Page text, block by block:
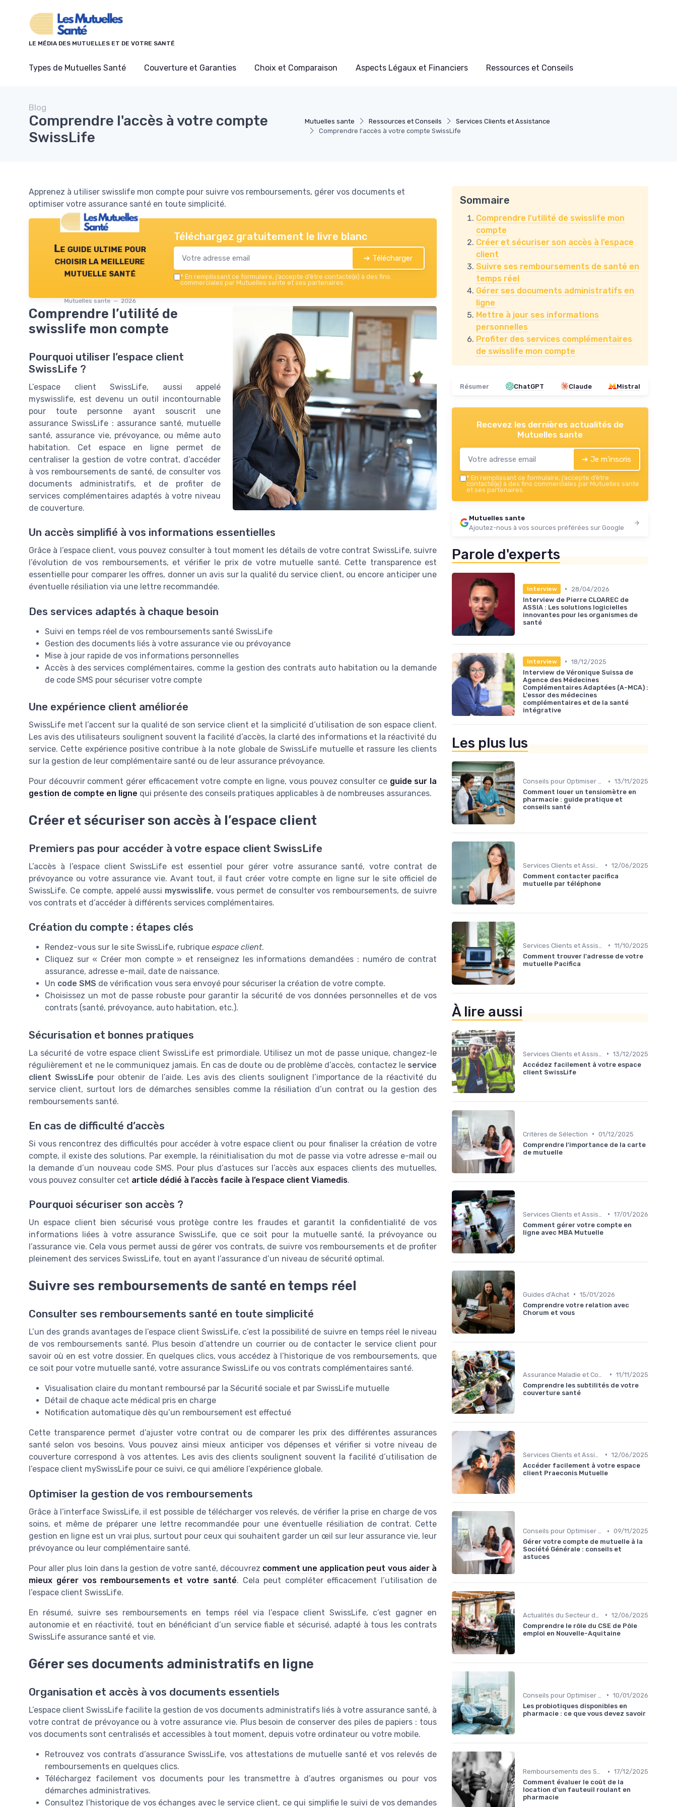
LE MÉDIA DES MUTUELLES ET DE VOTRE SANTÉ
Types de Mutuelles Santé Couverture et Garanties Choix et Comparaison Aspects Légaux et Financiers Ressources et Conseils
Mutuelles sante Ressources et Conseils
Services Clients et Assistance
Comprendre l'accès à votre compte SwissLife
Blog
Comprendre l'accès à votre compte
SwissLife
Apprenez à utiliser swisslife mon compte pour suivre vos remboursements, gérer vos documents et
optimiser votre assurance santé en toute simplicité.
Le guide ultime pour
choisir la meilleure
mutuelle santé
Mutuelles sante — 2026
Téléchargez gratuitement le livre blanc
➔ Télécharger
* En remplissant ce formulaire, j’accepte d’être contacté(e) à des fins
commerciales par Mutuelles sante et ses partenaires.
Comprendre l’utilité de
swisslife mon compte
Pourquoi utiliser l’espace client
SwissLife ?
L’espace client SwissLife, aussi appelé
myswisslife, est devenu un outil incontournable
pour toute personne ayant souscrit une
assurance SwissLife : assurance santé, mutuelle
santé, assurance vie, prévoyance, ou même auto
habitation. Cet espace en ligne permet de
centraliser la gestion de votre contrat, d’accéder
à vos remboursements de santé, de consulter vos
documents administratifs, et de profiter de
services complémentaires adaptés à votre niveau
de couverture.
Un accès simplifié à vos informations essentielles
Grâce à l’espace client, vous pouvez consulter à tout moment les détails de votre contrat SwissLife, suivre
l’évolution de vos remboursements, et vérifier le prix de votre mutuelle santé. Cette transparence est
essentielle pour comparer les offres, donner un avis sur la qualité du service client, ou encore anticiper une
éventuelle résiliation via une lettre recommandée.
Des services adaptés à chaque besoin
Suivi en temps réel de vos remboursements santé SwissLife
Gestion des documents liés à votre assurance vie ou prévoyance
Mise à jour rapide de vos informations personnelles
Accès à des services complémentaires, comme la gestion des contrats auto habitation ou la demande
de code SMS pour sécuriser votre compte
Une expérience client améliorée
SwissLife met l’accent sur la qualité de son service client et la simplicité d’utilisation de son espace client.
Les avis des utilisateurs soulignent souvent la facilité d’accès, la clarté des informations et la réactivité du
service. Cette expérience positive contribue à la note globale de SwissLife mutuelle et rassure les clients
sur la gestion de leur complémentaire santé ou de leur assurance prévoyance.
Pour découvrir comment gérer efficacement votre compte en ligne, vous pouvez consulter ce guide sur la
gestion de compte en ligne qui présente des conseils pratiques applicables à de nombreuses assurances.
Créer et sécuriser son accès à l’espace client
Premiers pas pour accéder à votre espace client SwissLife
L’accès à l’espace client SwissLife est essentiel pour gérer votre assurance santé, votre contrat de
prévoyance ou votre assurance vie. Avant tout, il faut créer votre compte en ligne sur le site officiel de
SwissLife. Ce compte, appelé aussi myswisslife, vous permet de consulter vos remboursements, de suivre
vos contrats et d’accéder à différents services complémentaires.
Création du compte : étapes clés
Rendez-vous sur le site SwissLife, rubrique espace client.
Cliquez sur « Créer mon compte » et renseignez les informations demandées : numéro de contrat
assurance, adresse e-mail, date de naissance.
Un code SMS de vérification vous sera envoyé pour sécuriser la création de votre compte.
Choisissez un mot de passe robuste pour garantir la sécurité de vos données personnelles et de vos
contrats (santé, prévoyance, auto habitation, etc.).
Sécurisation et bonnes pratiques
La sécurité de votre espace client SwissLife est primordiale. Utilisez un mot de passe unique, changez-le
régulièrement et ne le communiquez jamais. En cas de doute ou de problème d’accès, contactez le service
client SwissLife pour obtenir de l’aide. Les avis des clients soulignent l’importance de la réactivité du
service client, surtout lors de démarches sensibles comme la résiliation d’un contrat ou la gestion des
remboursements santé.
En cas de difficulté d’accès
Si vous rencontrez des difficultés pour accéder à votre espace client ou pour finaliser la création de votre
compte, il existe des solutions. Par exemple, la réinitialisation du mot de passe via votre adresse e-mail ou
la demande d’un nouveau code SMS. Pour plus d’astuces sur l’accès aux espaces clients des mutuelles,
vous pouvez consulter cet article dédié à l’accès facile à l’espace client Viamedis.
Pourquoi sécuriser son accès ?
Un espace client bien sécurisé vous protège contre les fraudes et garantit la confidentialité de vos
informations liées à votre assurance SwissLife, que ce soit pour la mutuelle santé, la prévoyance ou
l’assurance vie. Cela vous permet aussi de gérer vos contrats, de suivre vos remboursements et de profiter
pleinement des services SwissLife, tout en ayant l’assurance d’un niveau de sécurité optimal.
Suivre ses remboursements de santé en temps réel
Consulter ses remboursements santé en toute simplicité
L’un des grands avantages de l’espace client SwissLife, c’est la possibilité de suivre en temps réel le niveau
de vos remboursements santé. Plus besoin d’attendre un courrier ou de contacter le service client pour
savoir où en est votre dossier. En quelques clics, vous accédez à l’historique de vos remboursements, que
ce soit pour votre mutuelle santé, votre assurance SwissLife ou vos contrats complémentaires santé.
Visualisation claire du montant remboursé par la Sécurité sociale et par SwissLife mutuelle
Détail de chaque acte médical pris en charge
Notification automatique dès qu’un remboursement est effectué
Cette transparence permet d’ajuster votre contrat ou de comparer les prix des différentes assurances
santé selon vos besoins. Vous pouvez ainsi mieux anticiper vos dépenses et vérifier si votre niveau de
couverture correspond à vos attentes. Les avis des clients soulignent souvent la facilité d’utilisation de
l’espace client mySwissLife pour ce suivi, ce qui améliore l’expérience globale.
Optimiser la gestion de vos remboursements
Grâce à l’interface SwissLife, il est possible de télécharger vos relevés, de vérifier la prise en charge de vos
soins, et même de préparer une lettre recommandée pour une éventuelle résiliation de contrat. Cette
gestion en ligne est un vrai plus, surtout pour ceux qui souhaitent garder un œil sur leur assurance vie, leur
prévoyance ou leur complémentaire santé.
Pour aller plus loin dans la gestion de votre santé, découvrez comment une application peut vous aider à
mieux gérer vos remboursements et votre santé. Cela peut compléter efficacement l’utilisation de
l’espace client SwissLife.
En résumé, suivre ses remboursements en temps réel via l’espace client SwissLife, c’est gagner en
autonomie et en réactivité, tout en bénéficiant d’un service fiable et sécurisé, adapté à tous les contrats
SwissLife assurance santé et vie.
Gérer ses documents administratifs en ligne
Organisation et accès à vos documents essentiels
L’espace client SwissLife facilite la gestion de vos documents administratifs liés à votre assurance santé, à
votre contrat de prévoyance ou à votre assurance vie. Plus besoin de conserver des piles de papiers : tous
vos documents sont centralisés et accessibles à tout moment, depuis votre ordinateur ou votre mobile.
Retrouvez vos contrats d’assurance SwissLife, vos attestations de mutuelle santé et vos relevés de
remboursements en quelques clics.
Téléchargez facilement vos documents pour les transmettre à d’autres organismes ou pour vos
démarches administratives.
Consultez l’historique de vos échanges avec le service client, ce qui simplifie le suivi de vos demandes
Sommaire
Comprendre l’utilité de swisslife mon
compte
Créer et sécuriser son accès à l’espace
client
Suivre ses remboursements de santé en
temps réel
Gérer ses documents administratifs en
ligne
Mettre à jour ses informations
personnelles
Profiter des services complémentaires
de swisslife mon compte
Résumer ChatGPT Claude Mistral
Recevez les dernières actualités de
Mutuelles sante
➔ Je m'inscris
* En remplissant ce formulaire, j’accepte d’être
contacté(e) à des fins commerciales par Mutuelles sante
et ses partenaires.
Mutuelles sante
Ajoutez-nous à vos sources préférées sur Google
Parole d'experts
Interview •
28/04/2026
Interview de Pierre CLOAREC de
ASSIA : Les solutions logicielles
innovantes pour les organismes de
santé
Interview • 18/12/2025
Interview de Véronique Suissa de
Agence des Médecines
Complémentaires Adaptées (A-MCA) :
L'essor des médecines
complémentaires et de la santé
intégrative
Les plus lus
Conseils pour Optimiser sa Couverture • 13/11/2025
Comment louer un tensiomètre en
pharmacie : guide pratique et
conseils santé
• 12/06/2025
Comment contacter pacifica
mutuelle par téléphone
• 11/10/2025
Comment trouver l'adresse de votre
mutuelle Pacifica
À lire aussi
• 13/12/2025
Accédez facilement à votre espace
client SwissLife
Critères de Sélection • 01/12/2025
Comprendre l'importance de la carte
de mutuelle
• 17/01/2026
Comment gérer votre compte en
ligne avec MBA Mutuelle
Guides d'Achat • 15/01/2026
Comprendre votre relation avec
Chorum et vous
• 11/11/2025
Comprendre les subtilités de votre
couverture santé
• 12/06/2025
Accéder facilement à votre espace
client Praeconis Mutuelle
Conseils pour Optimiser sa Couverture • 09/11/2025
Gérer votre compte de mutuelle à la
Société Générale : conseils et
astuces
• 12/06/2025
Comprendre le rôle du CSE de Pôle
emploi en Nouvelle-Aquitaine
• 10/01/2026
Les probiotiques disponibles en
pharmacie : ce que vous devez savoir
Remboursements des Soins Médicaux • 17/12/2025
Comment évaluer le coût de la
location d'un fauteuil roulant en
pharmacie